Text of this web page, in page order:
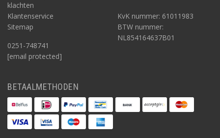
klachten
Klantenservice
Sitemap
0251-748741
[email protected]
KvK nummer: 61011983
BTW nummer:
NL854164637B01
BETAALMETHODEN